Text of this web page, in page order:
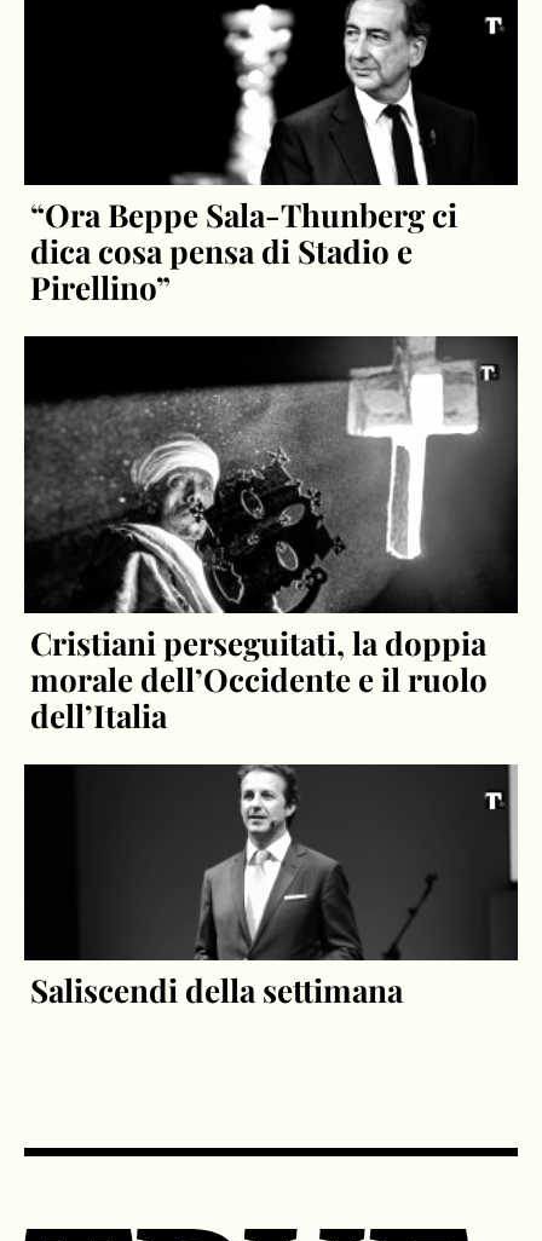
“Ora Beppe Sala-Thunberg ci
dica cosa pensa di Stadio e
Pirellino”
Cristiani perseguitati, la doppia
morale dell’Occidente e il ruolo
dell’Italia
Saliscendi della settimana